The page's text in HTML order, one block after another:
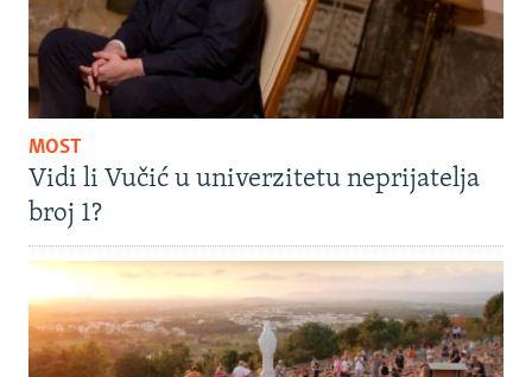
MOST
Vidi li Vučić u univerzitetu neprijatelja
broj 1?